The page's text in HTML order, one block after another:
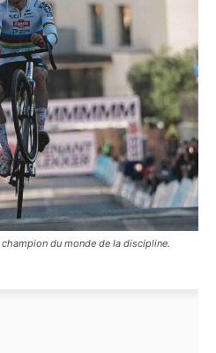
du monde de la discipline.